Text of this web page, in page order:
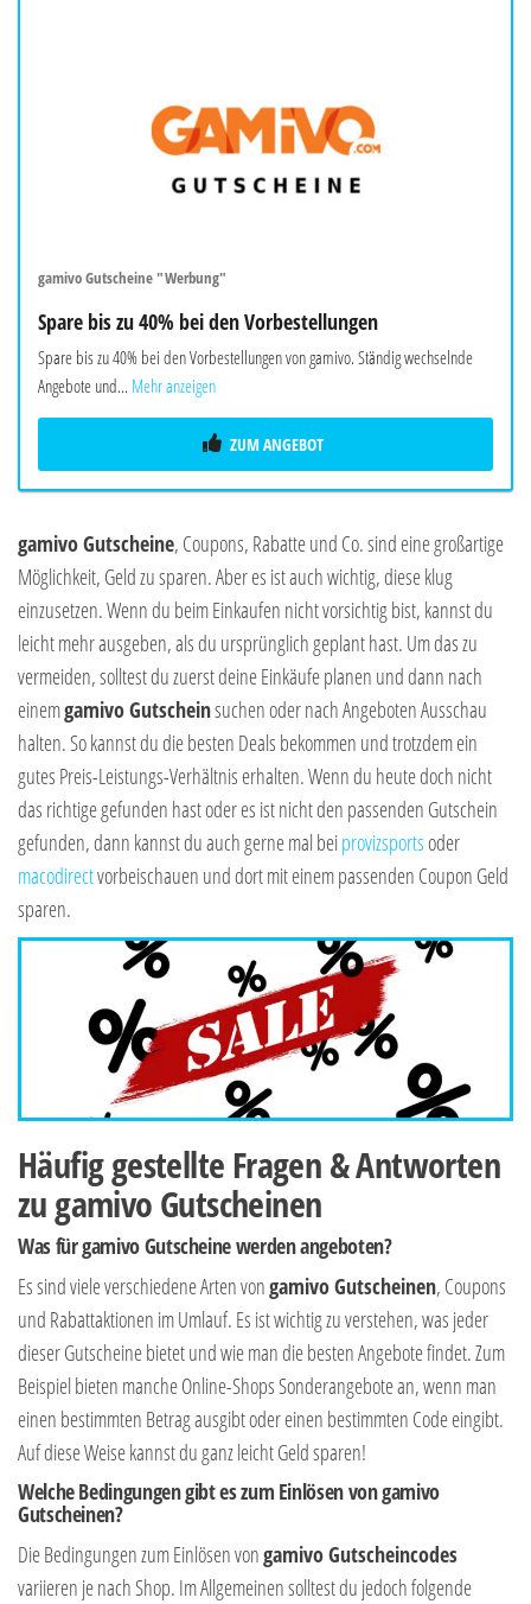
gamivo Gutscheine "Werbung"
Spare bis zu 40% bei den Vorbestellungen
Spare bis zu 40% bei den Vorbestellungen von gamivo. Ständig wechselnde
Angebote und... Mehr anzeigen
ZUM ANGEBOT
gamivo Gutscheine, Coupons, Rabatte und Co. sind eine großartige
Möglichkeit, Geld zu sparen. Aber es ist auch wichtig, diese klug
einzusetzen. Wenn du beim Einkaufen nicht vorsichtig bist, kannst du
leicht mehr ausgeben, als du ursprünglich geplant hast. Um das zu
vermeiden, solltest du zuerst deine Einkäufe planen und dann nach
einemgamivo Gutscheinsuchen oder nach Angeboten Ausschau
halten. So kannst du die besten Deals bekommen und trotzdem ein
gutes Preis-Leistungs-Verhältnis erhalten. Wenn du heute doch nicht
das richtige gefunden hast oder es ist nicht den passenden Gutschein
gefunden, dann kannst du auch gerne mal beiprovizsportsoder
macodirectvorbeischauen und dort mit einem passenden Coupon Geld
sparen.
Häufig gestellte Fragen & Antworten
zu gamivo Gutscheinen
Was für gamivo Gutscheine werden angeboten?
Es sind viele verschiedene Arten vongamivo Gutscheinen, Coupons
und Rabattaktionen im Umlauf. Es ist wichtig zu verstehen, was jeder
dieser Gutscheine bietet und wie man die besten Angebote findet. Zum
Beispiel bieten manche Online-Shops Sonderangebote an, wenn man
einen bestimmten Betrag ausgibt oder einen bestimmten Code eingibt.
Auf diese Weise kannst du ganz leicht Geld sparen!
Welche Bedingungen gibt es zum Einlösen von gamivo
Gutscheinen?
Die Bedingungen zum Einlösen vongamivo Gutscheincodes
variieren je nach Shop. Im Allgemeinen solltest du jedoch folgende